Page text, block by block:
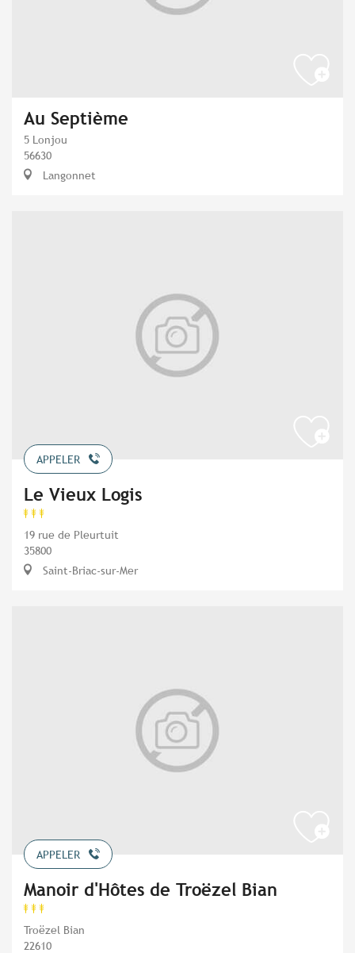
Au Septième
5 Lonjou
56630
Langonnet
APPELER
Le Vieux Logis
19 rue de Pleurtuit
35800
Saint-Briac-sur-Mer
APPELER
Manoir d'Hôtes de Troëzel Bian
Troëzel Bian
22610